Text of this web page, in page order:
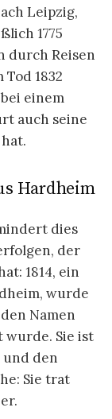
Leipzig,
1775
durch Reisen
1832
einem
auch seine
Hardheim
dies
der
1814, ein
wurde
Namen
wurde. Sie ist
und den
Sie trat